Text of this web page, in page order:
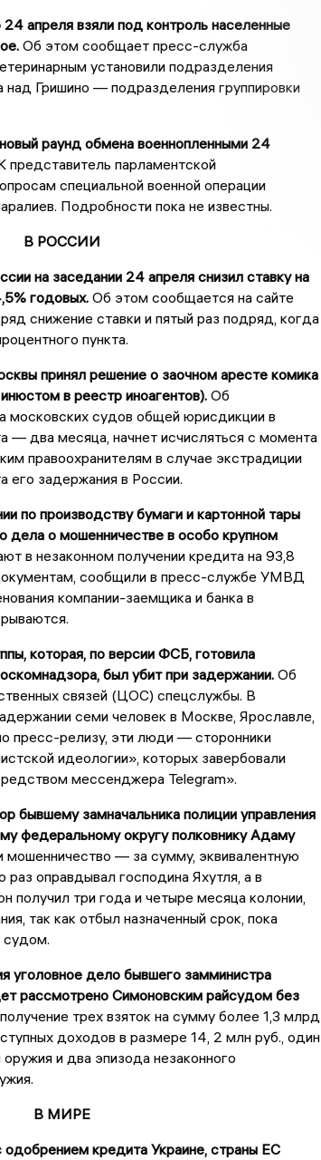
апреля взяли под контроль населенные
Об этом сообщает пресс-служба
установили подразделения
над Гришино — подразделения группировки
раунд обмена военнопленными 24
парламентской
специальной военной операции
Подробности пока не известны.
В РОССИИ
на заседании 24 апреля снизил ставку на
годовых.Об этом сообщается на сайте
снижение ставки и пятый раз подряд, когда
пункта.
принял решение о заочном аресте комика
в реестр иноагентов).Об
московских судов общей юрисдикции в
— два месяца, начнет исчисляться с момента
правоохранителям в случае экстрадиции
его задержания в России.
по производству бумаги и картонной тары
дела о мошенничестве в особо крупном
в незаконном получении кредита на 93,8
сообщили в пресс-службе УМВД
компании-заемщика и банка в
которая, по версии ФСБ, готовила
был убит при задержании.Об
связей (ЦОС) спецслужбы. В
семи человек в Москве, Ярославле,
пресс-релизу, эти люди — сторонники
идеологии», которых завербовали
мессенджера Telegram».
бывшему замначальника полиции управления
федеральному округу полковнику Адаму
мошенничество — за сумму, эквивалентную
оправдывал господина Яхутля, а в
получил три года и четыре месяца колонии,
так как отбыл назначенный срок, пока
судом.
уголовное дело бывшего замминистра
рассмотрено Симоновским райсудом без
трех взяток на сумму более 1,3 млрд
доходов в размере 14, 2 млн руб., один
и два эпизода незаконного
В МИРЕ
кредита Украине, страны ЕС